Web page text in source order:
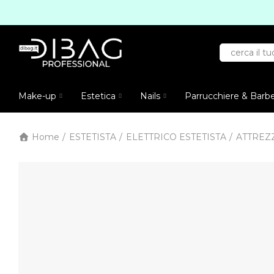
Make-up Estetica Nails Parrucchiere &
Home ESTETISTA ELETTRICO ESTETISTA